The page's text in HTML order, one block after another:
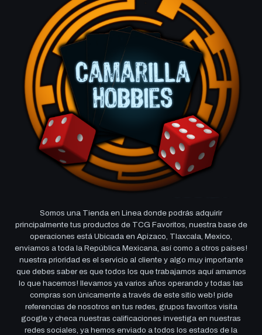
Somos una Tienda en Linea donde podrás adquirir
principalmente tus productos de TCG Favoritos, nuestra base de
operaciones está Ubicada en Apizaco, Tlaxcala, Mexico,
enviamos a toda la República Mexicana, así como a otros países!
nuestra prioridad es el servicio al cliente y algo muy importante
que debes saber es que todos los que trabajamos aquí amamos
lo que hacemos! llevamos ya varios años operando y todas las
compras son únicamente a través de este sitio web! pide
referencias de nosotros en tus redes, grupos favoritos visita
google y checa nuestras calificaciones investiga en nuestras
redes sociales, ya hemos enviado a todos los estados de la